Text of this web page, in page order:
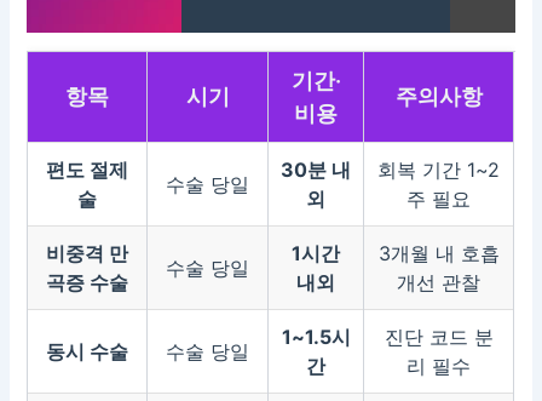
항목 시기
기간·
비용
주의사항
편도 절제
술
수술 당일
30분 내
외
회복 기간 1~2
주 필요
비중격 만
곡증 수술
수술 당일
1시간
내외
3개월 내 호흡
개선 관찰
동시 수술 수술 당일
1~1.5시
간
진단 코드 분
리 필수